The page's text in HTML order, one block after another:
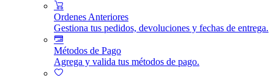
Ordenes Anteriores
Gestiona tus pedidos, devoluciones y fechas de entrega.
Métodos de Pago
Agrega y valida tus métodos de pago.